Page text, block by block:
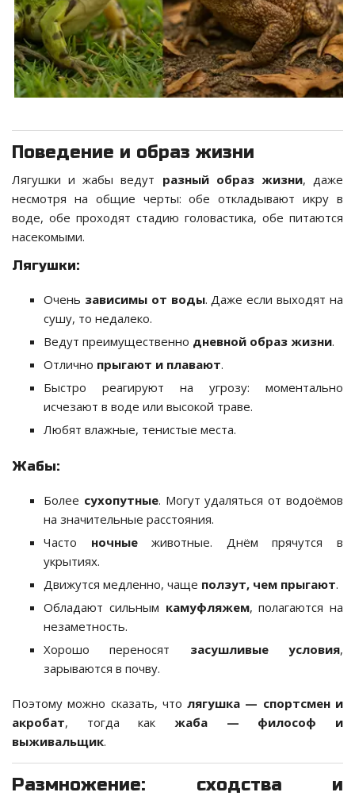
Поведение и образ жизни
Лягушки и жабы ведут разный образ жизни, даже
несмотря на общие черты: обе откладывают икру в
воде, обе проходят стадию головастика, обе питаются
насекомыми.
Лягушки:
Очень зависимы от воды. Даже если выходят на
сушу, то недалеко.
Ведут преимущественно дневной образ жизни.
Отлично прыгают и плавают.
Быстро реагируют на угрозу: моментально
исчезают в воде или высокой траве.
Любят влажные, тенистые места.
Жабы:
Более сухопутные. Могут удаляться от водоёмов
на значительные расстояния.
Часто ночныеживотные. Днём прячутся в
укрытиях.
Движутся медленно, чаще ползут, чем прыгают.
Обладают сильным камуфляжем, полагаются на
незаметность.
Хорошо переносят засушливые условия,
зарываются в почву.
Поэтому можно сказать, чтолягушка — спортсмен и
акробат, тогда как жаба — философ и
выживальщик.
Размножение: сходства и